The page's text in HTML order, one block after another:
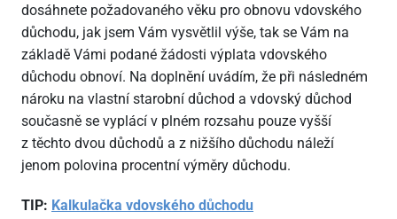
dosáhnete požadovaného věku pro obnovu vdovského
důchodu, jak jsem Vám vysvětlil výše, tak se Vám na
základě Vámi podané žádosti výplata vdovského
důchodu obnoví. Na doplnění uvádím, že při následném
nároku na vlastní starobní důchod a vdovský důchod
současně se vyplácí v plném rozsahu pouze vyšší
z těchto dvou důchodů a z nižšího důchodu náleží
jenom polovina procentní výměry důchodu.
TIP: Kalkulačka vdovského důchodu